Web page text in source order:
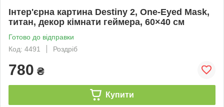
Інтер'єрна картина Destiny 2, One-Eyed Mask,
титан, декор кімнати геймера, 60×40 см
Готово до відправки
Код: 4491
Роздріб
780 ₴
Купити